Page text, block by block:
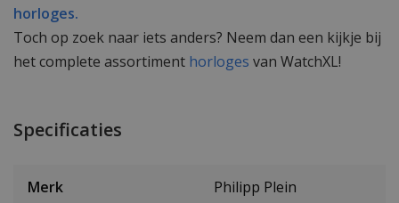
horloges.
Toch op zoek naar iets anders? Neem dan een kijkje bij
het complete assortiment horloges van WatchXL!
Specificaties
Merk Philipp Plein